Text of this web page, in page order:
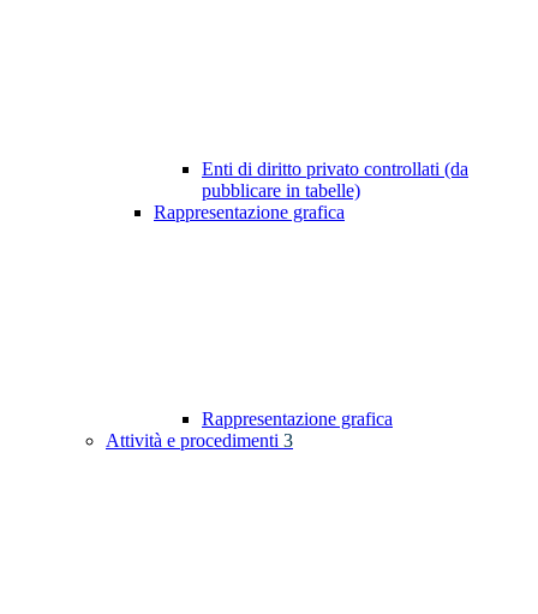
Enti di diritto privato controllati (da
pubblicare in tabelle)
Rappresentazione grafica
Rappresentazione grafica
Attività e procedimenti 3